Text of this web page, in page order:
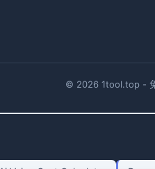
© 2026 1tool.top -